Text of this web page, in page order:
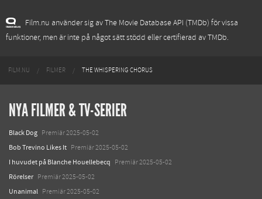
Film.nu använder sig av The Movie Database API (TMDb) för vissa
funktioner, men är inte på något sätt stödd eller certifierad av TMDb.
FILM.NU FILMER THE WHISPERING CHORUS
NYA FILMER & TV-SERIER
Black Dog Premiär 2025-05-02
Bob Trevino Likes It Premiär 2025-05-02
I huvudet på Blanche Houellebecq Premiär 2025-05-02
Rörelser Premiär 2025-05-02
Unanimal Premiär 2025-05-02